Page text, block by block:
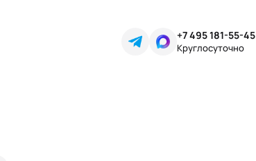
+7 495 181-55-45
Круглосуточно